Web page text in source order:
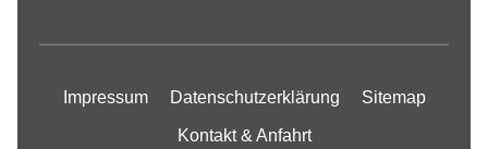
Impressum Datenschutzerklärung Sitemap
Kontakt & Anfahrt